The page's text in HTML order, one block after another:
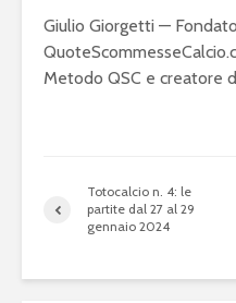
Giulio Giorgetti —
Metodo QSC e creatore
Totocalcio n. 4: le
partite dal 27 al 29
gennaio 2024